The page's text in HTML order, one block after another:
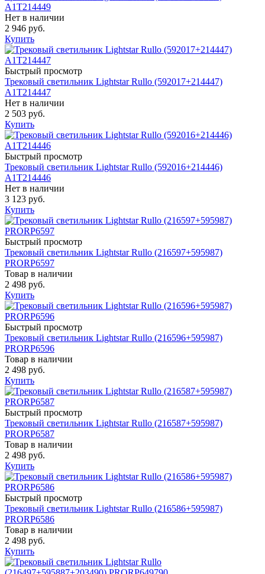
A1T214449
Нет в наличии
2 946 руб.
Купить
Быстрый просмотр
Трековый светильник Lightstar Rullo (592017+214447)
A1T214447
Нет в наличии
2 503 руб.
Купить
Быстрый просмотр
Трековый светильник Lightstar Rullo (592016+214446)
A1T214446
Нет в наличии
3 123 руб.
Купить
Быстрый просмотр
Трековый светильник Lightstar Rullo (216597+595987)
PRORP6597
Товар в наличии
2 498 руб.
Купить
Быстрый просмотр
Трековый светильник Lightstar Rullo (216596+595987)
PRORP6596
Товар в наличии
2 498 руб.
Купить
Быстрый просмотр
Трековый светильник Lightstar Rullo (216587+595987)
PRORP6587
Товар в наличии
2 498 руб.
Купить
Быстрый просмотр
Трековый светильник Lightstar Rullo (216586+595987)
PRORP6586
Товар в наличии
2 498 руб.
Купить